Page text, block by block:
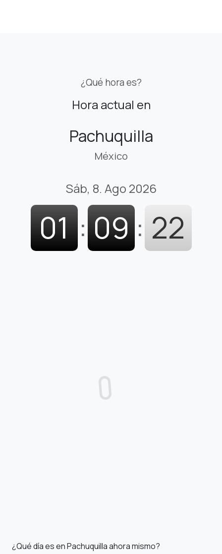
¿Qué hora es?
Hora actual en
Pachuquilla
México
Sáb, 8. Ago 2026
01 : 09 : 23
¿Qué día es en Pachuquilla ahora mismo?